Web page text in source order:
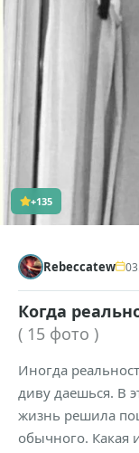
+135
Rebeccatew
Когда
( 15 фото )
Иногда
диву даешься. В
жизнь решила
обычного. Какая